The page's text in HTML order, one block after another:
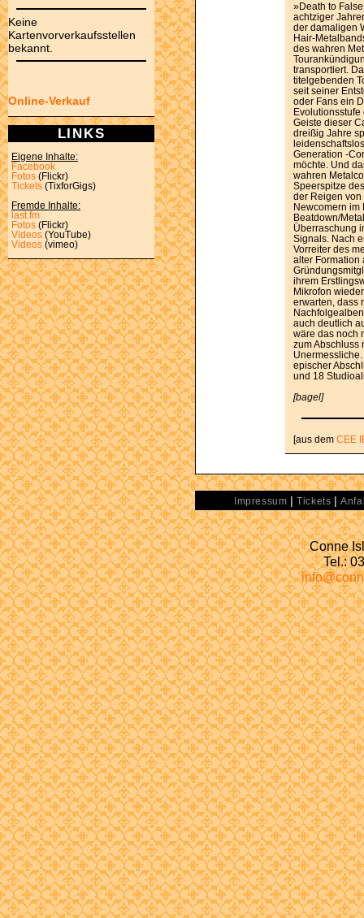
Keine
Kartenvorverkaufsstellen
bekannt.
Online-Verkauf
LINKS
Eigene Inhalte:
Facebook
Fotos (Flickr)
Tickets (TixforGigs)
Fremde Inhalte:
last.fm
Fotos (Flickr)
Videos (YouTube)
Videos (vimeo)
»Death to
achtziger
der damaligen
Hair-
des wahren
transportiert.
titelgebenden
seit seiner
oder Fans ein
Geiste dieser
dreißig Jahre
Generation -
möchte. Und
wahren
Speerspitze
der Reigen
Newcomern im
Beatdown/
Überraschung
Signals. Nach
Vorreiter des
alter Formation
ihrem
Mikrofon
erwarten, dass
auch deutlich
wäre das noch
zum Abschluss
epischer
und 18
[bagel]
[aus dem CEE
Impressum | Tickets |
Conne
Tel.: